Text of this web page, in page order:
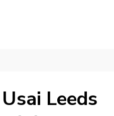
Leeds